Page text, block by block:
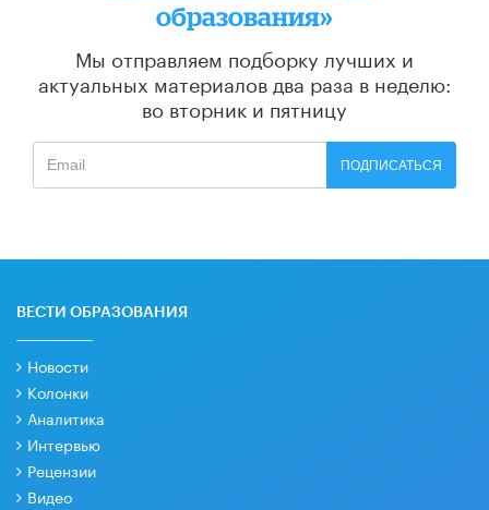
образования»
Мы отправляем подборку лучших и
актуальных материалов два раза в неделю:
во вторник и пятницу
ПОДПИСАТЬСЯ
ВЕСТИ ОБРАЗОВАНИЯ
Новости
Колонки
Аналитика
Интервью
Рецензии
Видео